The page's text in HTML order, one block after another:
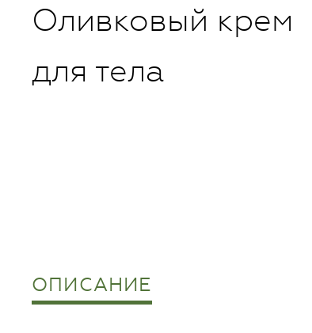
Оливковый крем
для тела
ОПИСАНИЕ